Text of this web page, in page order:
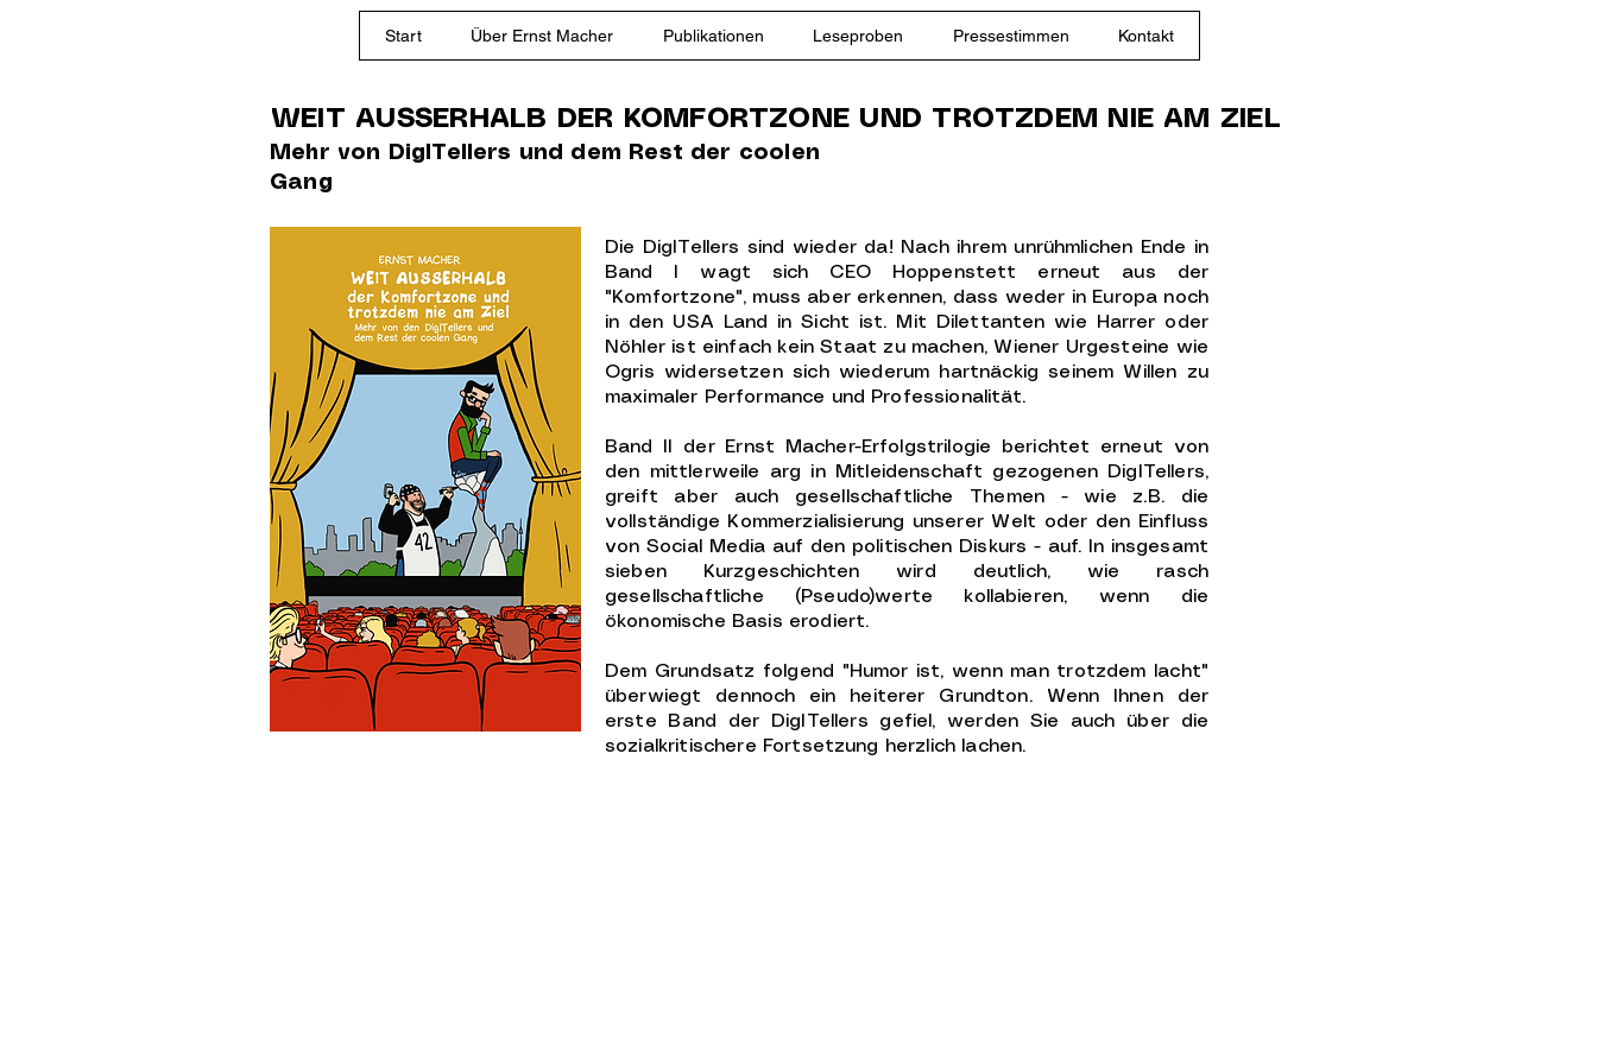
Start Über Ernst Macher Publikationen Leseproben Pressestimmen Kontakt
WEIT AUSSERHALB DER KOMFORTZONE UND TROTZDEM NIE AM ZIEL
Mehr von DigITellers und dem Rest der coolen
Gang
Die DigITellers sind wieder da! Nach ihrem unrühmlichen Ende in
Band I wagt sich CEO Hoppenstett erneut aus der
"Komfortzone", muss aber erkennen, dass weder in Europa noch
in den USA Land in Sicht ist. Mit Dilettanten wie Harrer oder
Nöhler ist einfach kein Staat zu machen, Wiener Urgesteine wie
Ogris widersetzen sich wiederum hartnäckig seinem Willen zu
maximaler Performance und Professionalität.
Band II der Ernst Macher-Erfolgstrilogie berichtet erneut von
den mittlerweile arg in Mitleidenschaft gezogenen DigITellers,
greift aber auch gesellschaftliche Themen - wie z.B. die
vollständige Kommerzialisierung unserer Welt oder den Einfluss
von Social Media auf den politischen Diskurs - auf. In insgesamt
sieben Kurzgeschichten wird deutlich, wie rasch
gesellschaftliche (Pseudo)werte kollabieren, wenn die
ökonomische Basis erodiert.
Dem Grundsatz folgend "Humor ist, wenn man trotzdem lacht"
überwiegt dennoch ein heiterer Grundton. Wenn Ihnen der
erste Band der DigITellers gefiel, werden Sie auch über die
sozialkritischere Fortsetzung herzlich lachen.